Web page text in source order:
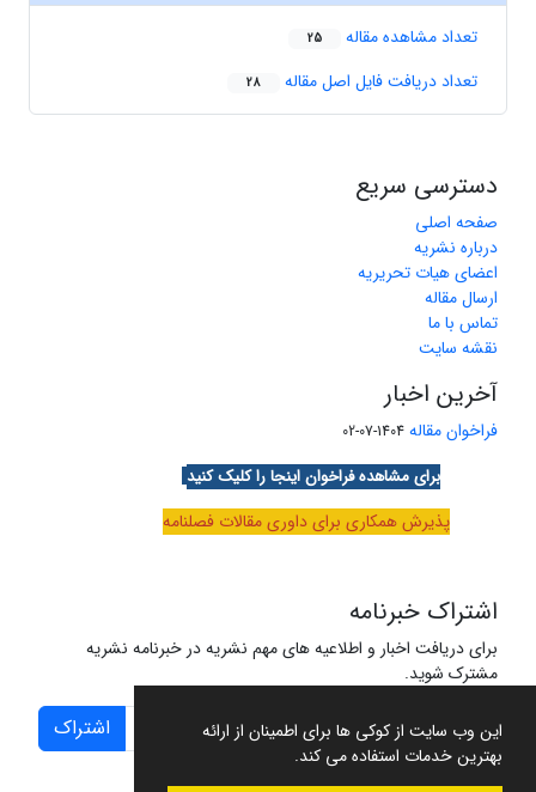
این وب سایت از کوکی ها برای اطمینان از ارائه
بهترین خدمات استفاده می کند.
تعداد مشاهده مقاله 25
تعداد دریافت فایل اصل مقاله 28
دسترسی سریع
صفحه اصلی
درباره نشریه
اعضای هیات تحریریه
ارسال مقاله
تماس با ما
نقشه سایت
آخرین اخبار
فراخوان مقاله 1404-07-02
برای مشاهده فراخوان اینجا را کلیک کنید
پذیرش همکاری برای داوری مقالات فصلنامه
اشتراک خبرنامه
برای دریافت اخبار و اطلاعیه های مهم نشریه در خبرنامه نشریه
مشترک شوید.
اشتراک